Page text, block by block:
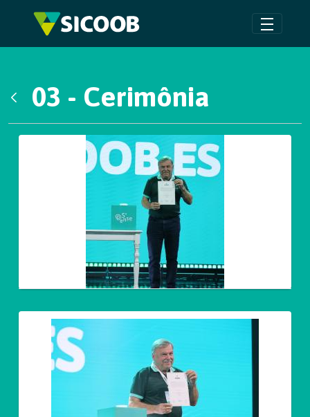
Pular para o Conteúdo principal
03 - Cerimônia
Galeria de Mídias